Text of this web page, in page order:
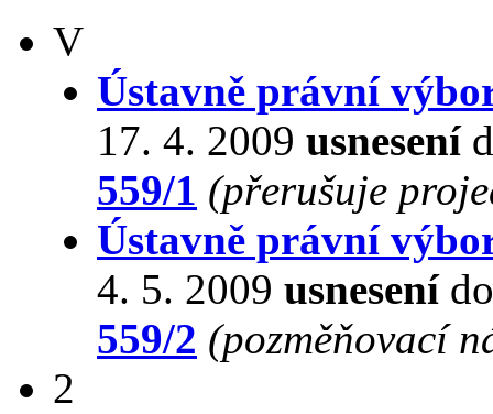
V
Ústavně právní
17. 4. 2009 usnesení
559/1 (přerušuje
Ústavně právní
4. 5. 2009 usnesení
559/2 (pozměňovací
2